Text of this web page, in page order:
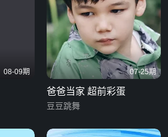
08-09期 07-25期
爸爸当家 超前彩蛋
豆豆跳舞